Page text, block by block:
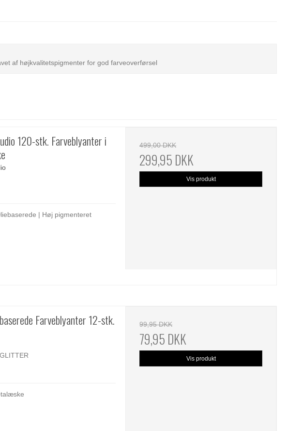
af højkvalitetspigmenter for god farveoverførsel
120-stk. Farveblyanter i
| Høj pigmenteret
499,00 DKK
299,95 DKK
Vis produkt
Farveblyanter 12-stk.
99,95 DKK
79,95 DKK
Vis produkt